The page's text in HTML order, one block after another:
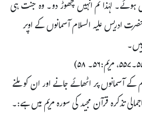
لہٰذا تم انہیں چھوڑ دو۔ وہ جنت ہی
ادریس علیہ السلام آسمانوں کے اوپر
آسمانوں پر اٹھائے جانے اور ان کو ملنے
تذکرہ قرآن مجید کی سورہ مریم میں ہے:۔